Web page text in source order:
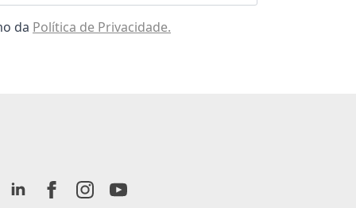
da Política de Privacidade.